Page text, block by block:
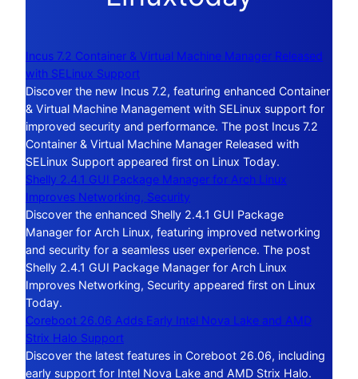
Incus 7.2 Container & Virtual Machine Manager Released
with SELinux Support
Discover the new Incus 7.2, featuring enhanced Container
& Virtual Machine Management with SELinux support for
improved security and performance. The post Incus 7.2
Container & Virtual Machine Manager Released with
SELinux Support appeared first on Linux Today.
Shelly 2.4.1 GUI Package Manager for Arch Linux
Improves Networking, Security
Discover the enhanced Shelly 2.4.1 GUI Package
Manager for Arch Linux, featuring improved networking
and security for a seamless user experience. The post
Shelly 2.4.1 GUI Package Manager for Arch Linux
Improves Networking, Security appeared first on Linux
Today.
Coreboot 26.06 Adds Early Intel Nova Lake and AMD
Strix Halo Support
Discover the latest features in Coreboot 26.06, including
early support for Intel Nova Lake and AMD Strix Halo.